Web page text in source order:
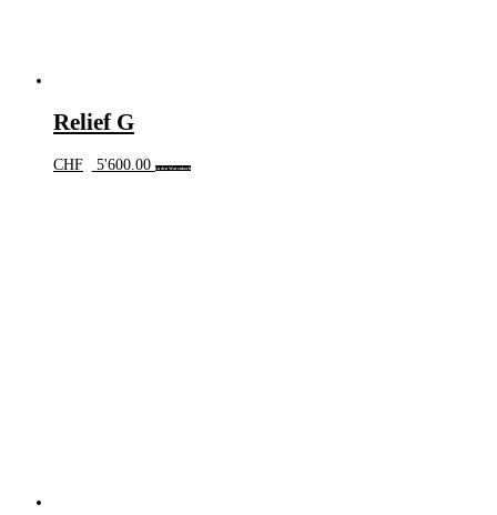
Relief G
CHF 5'600.00 In den Warenkorb